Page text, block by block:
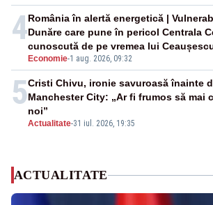
4
Economie-1 aug. 2026, 09:32
România în alertă energetică |
Dunăre care pune în pericol Centrala
cunoscută de pe vremea lui
5
Actualitate-31 iul. 2026, 19:35
Cristi Chivu, ironie savuroasă înainte
Manchester City: „Ar fi frumos să mai
noi”
ACTUALITATE